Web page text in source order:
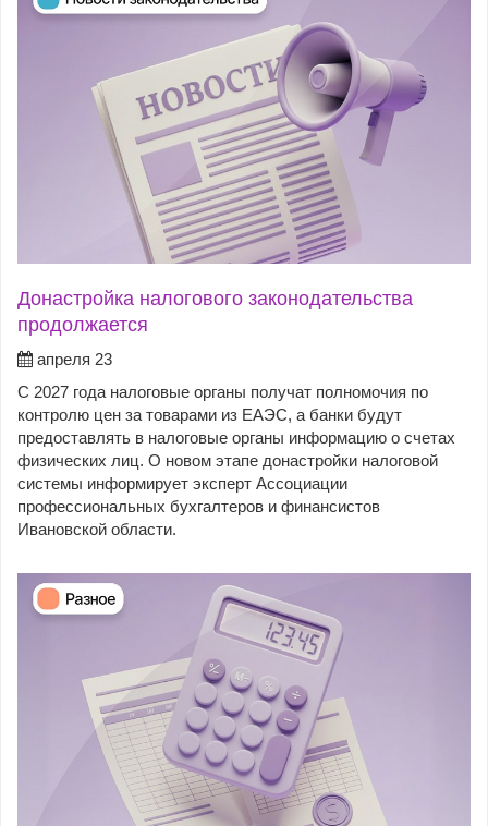
Донастройка налогового законодательства
продолжается
апреля 23
С 2027 года налоговые органы получат полномочия по
контролю цен за товарами из ЕАЭС, а банки будут
предоставлять в налоговые органы информацию о счетах
физических лиц. О новом этапе донастройки налоговой
системы информирует эксперт Ассоциации
профессиональных бухгалтеров и финансистов
Ивановской области.